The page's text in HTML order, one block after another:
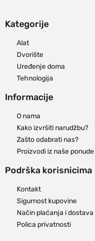
Kategorije
Alat
Dvorište
Uređenje doma
Tehnologija
Informacije
O nama
Kako izvršiti narudžbu?
Zašto odabrati nas?
Proizvodi iz naše ponude
Podrška korisnicima
Kontakt
Sigurnost kupovine
Način plaćanja i dostava
Polica privatnosti